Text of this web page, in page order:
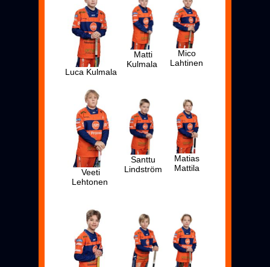
Luca Kulmala
Matti
Kulmala
Mico
Lahtinen
Veeti
Lehtonen
Santtu
Lindström
Matias
Mattila